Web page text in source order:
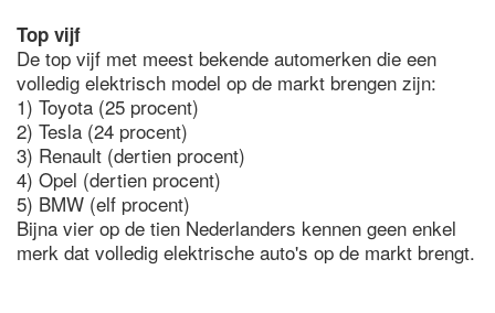
Top vijf
De top vijf met meest bekende automerken die een
volledig elektrisch model op de markt brengen zijn:
1) Toyota (25 procent)
2) Tesla (24 procent)
3) Renault (dertien procent)
4) Opel (dertien procent)
5) BMW (elf procent)
Bijna vier op de tien Nederlanders kennen geen enkel
merk dat volledig elektrische auto's op de markt brengt.